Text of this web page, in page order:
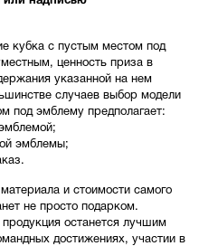
кубка с пустым местом под
ценность приза в
указанной на нем
случаев выбор модели
под эмблему предполагает:
эмблемы;
и стоимости самого
не просто подарком.
останется лучшим
достижениях, участии в